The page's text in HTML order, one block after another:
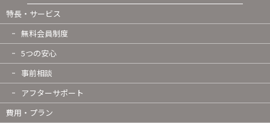
特長・サービス
無料会員制度
5つの安心
事前相談
アフターサポート
費用・プラン